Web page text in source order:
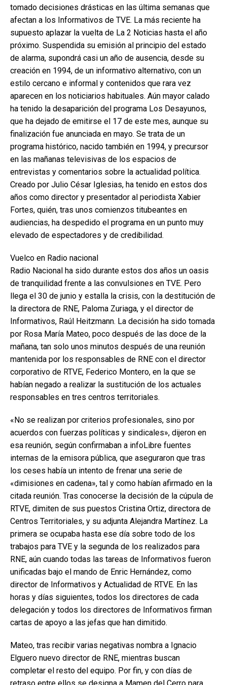
tomado decisiones drásticas en las última semanas que
afectan a los Informativos de TVE. La más reciente ha
supuesto aplazar la vuelta de La 2 Noticias hasta el año
próximo. Suspendida su emisión al principio del estado
de alarma, supondrá casi un año de ausencia, desde su
creación en 1994, de un informativo alternativo, con un
estilo cercano e informal y contenidos que rara vez
aparecen en los noticiarios habituales. Aún mayor calado
ha tenido la desaparición del programa Los Desayunos,
que ha dejado de emitirse el 17 de este mes, aunque su
finalización fue anunciada en mayo. Se trata de un
programa histórico, nacido también en 1994, y precursor
en las mañanas televisivas de los espacios de
entrevistas y comentarios sobre la actualidad política.
Creado por Julio César Iglesias, ha tenido en estos dos
años como director y presentador al periodista Xabier
Fortes, quién, tras unos comienzos titubeantes en
audiencias, ha despedido el programa en un punto muy
elevado de espectadores y de credibilidad.
Vuelco en Radio nacional
Radio Nacional ha sido durante estos dos años un oasis
de tranquilidad frente a las convulsiones en TVE. Pero
llega el 30 de junio y estalla la crisis, con la destitución de
la directora de RNE, Paloma Zuriaga, y el director de
Informativos, Raúl Heitzmann. La decisión ha sido tomada
por Rosa María Mateo, poco después de las doce de la
mañana, tan solo unos minutos después de una reunión
mantenida por los responsables de RNE con el director
corporativo de RTVE, Federico Montero, en la que se
habían negado a realizar la sustitución de los actuales
responsables en tres centros territoriales.
«No se realizan por criterios profesionales, sino por
acuerdos con fuerzas políticas y sindicales», dijeron en
esa reunión, según confirmaban a infoLibre fuentes
internas de la emisora pública, que aseguraron que tras
los ceses había un intento de frenar una serie de
«dimisiones en cadena», tal y como habían afirmado en la
citada reunión. Tras conocerse la decisión de la cúpula de
RTVE, dimiten de sus puestos Cristina Ortiz, directora de
Centros Territoriales, y su adjunta Alejandra Martínez. La
primera se ocupaba hasta ese día sobre todo de los
trabajos para TVE y la segunda de los realizados para
RNE, aún cuando todas las tareas de Informativos fueron
unificadas bajo el mando de Enric Hernández, como
director de Informativos y Actualidad de RTVE. En las
horas y días siguientes, todos los directores de cada
delegación y todos los directores de Informativos firman
cartas de apoyo a las jefas que han dimitido.
Mateo, tras recibir varias negativas nombra a Ignacio
Elguero nuevo director de RNE, mientras buscan
completar el resto del equipo. Por fin, y con días de